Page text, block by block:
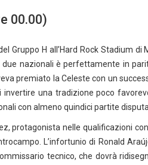
00.00)
Gruppo H all’Hard Rock Stadium di
nazionali è perfettamente in
premiato la Celeste con un
una tradizione poco
con almeno quindici partite
protagonista nelle qualificazioni
L’infortunio di Ronald
tecnico, che dovrà